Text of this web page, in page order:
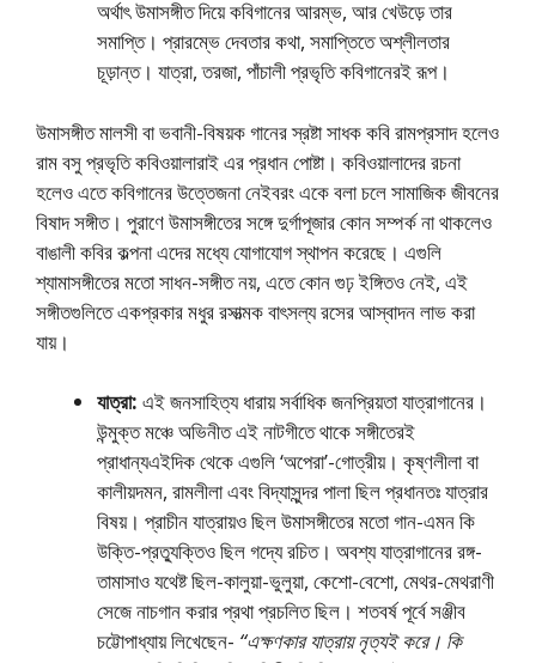
অর্থাৎ উমাসঙ্গীত দিয়ে কবিগানের আরম্ভ, আর খেউড়ে তার
সমাপ্তি। প্রারম্ভে দেবতার কথা, সমাপ্তিতে অশ্লীলতার
চূড়ান্ত। যাত্রা, তরজা, পাঁচালী প্রভৃতি কবিগানেরই রূপ।
উমাসঙ্গীত মালসী বা ভবানী-বিষয়ক গানের স্রষ্টা সাধক কবি রামপ্রসাদ হলেও
রাম বসু প্রভৃতি কবিওয়ালারাই এর প্রধান পােষ্টা। কবিওয়ালাদের রচনা
হলেও এতে কবিগানের উত্তেজনা নেইবরং একে বলা চলে সামাজিক জীবনের
বিষাদ সঙ্গীত। পুরাণে উমাসঙ্গীতের সঙ্গে দুর্গাপূজার কোন সম্পর্ক না থাকলেও
বাঙালী কবির কল্পনা এদের মধ্যে যােগাযােগ স্থাপন করেছে। এগুলি
শ্যামাসঙ্গীতের মতাে সাধন-সঙ্গীত নয়, এতে কোন গুঢ় ইঙ্গিতও নেই, এই
সঙ্গীতগুলিতে একপ্রকার মধুর রসাত্মক বাৎসল্য রসের আস্বাদন লাভ করা
যায়।
যাত্রা: এই জনসাহিত্য ধারায় সর্বাধিক জনপ্রিয়তা যাত্রাগানের।
উন্মুক্ত মঞ্চে অভিনীত এই নাটগীতে থাকে সঙ্গীতেরই
প্রাধান্যএইদিক থেকে এগুলি ‘অপেরা’-গােত্রীয়। কৃষ্ণলীলা বা
কালীয়দমন, রামলীলা এবং বিদ্যাসুন্দর পালা ছিল প্রধানতঃ যাত্রার
বিষয়। প্রাচীন যাত্রায়ও ছিল উমাসঙ্গীতের মতাে গান-এমন কি
উক্তি-প্রত্যুক্তিও ছিল গদ্যে রচিত। অবশ্য যাত্রাগানের রঙ্গ-
তামাসাও যথেষ্ট ছিল-কালুয়া-ভুলুয়া, কেশাে-বেশাে, মেথর-মেথরাণী
সেজে নাচগান করার প্রথা প্রচলিত ছিল। শতবর্ষ পূর্বে সঞ্জীব
চট্টোপাধ্যায় লিখেছেন- “এক্ষণকার যাত্রায় নৃত্যই করে। কি